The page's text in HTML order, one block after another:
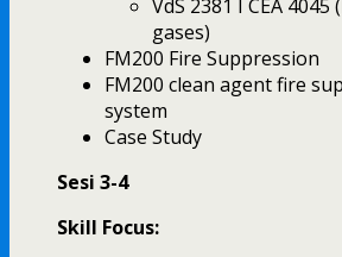
VdS 2381 I CEA
gases)
FM200 Fire Suppression
FM200 clean agent fire
system
Case Study
Sesi 3-4
Skill Focus: